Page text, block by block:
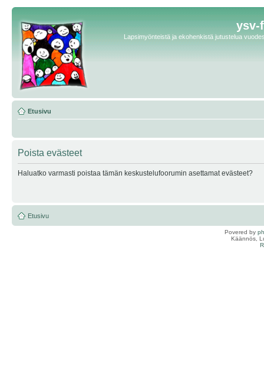
ysv-
Lapsimyönteistä ja ekohenkistä jutustelua
Etusivu
Poista evästeet
Haluatko varmasti poistaa tämän keskustelufoorumin asettamat evästeet?
Etusivu
Povered by
Käännös,